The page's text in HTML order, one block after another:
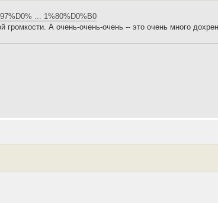
... 1%80%D0%B0
А очень-очень-очень -- это очень много